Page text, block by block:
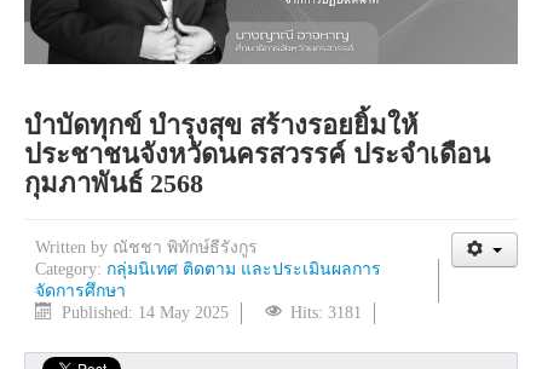
บำบัดทุกข์ บำรุงสุข สร้างรอยยิ้มให้
ประชาชนจังหวัดนครสวรรค์ ประจำเดือน
กุมภาพันธ์ 2568
Written by ณัชชา พิทักษ์ธีรังกูร
Category: กลุ่มนิเทศ ติดตาม และประเมินผลการ
จัดการศึกษา
Published: 14 May 2025
Hits: 3181